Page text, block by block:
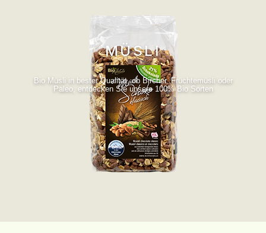
MÜSLI
Bio Müsli in bester Qualität, ob Bircher, Früchtemüsli oder
Paleo, entdecken Sie unsere 100% Bio Sorten